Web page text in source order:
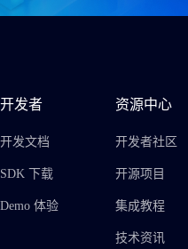
开发者
开发文档
SDK 下载
Demo 体验
资源中心
开发者社区
开源项目
集成教程
技术资讯